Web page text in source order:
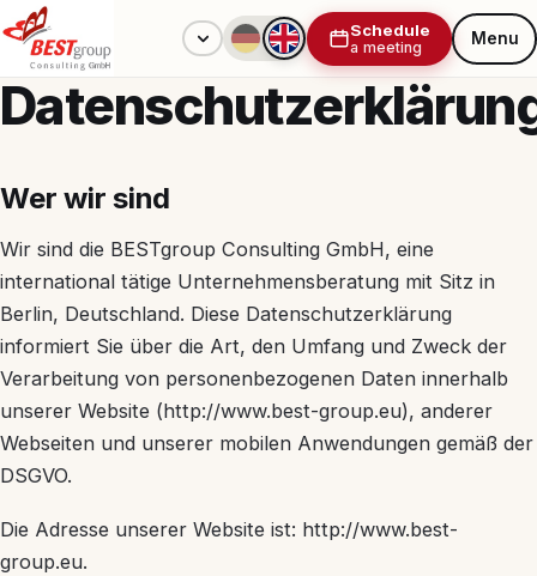
Schedule
a meeting Menu
Wer wir sind
Wir sind die BESTgroup Consulting GmbH, eine
international tätige Unternehmensberatung mit Sitz in
Berlin, Deutschland. Diese Datenschutzerklärung
informiert Sie über die Art, den Umfang und Zweck der
Verarbeitung von personenbezogenen Daten innerhalb
unserer Website (http://www.best-group.eu), anderer
Webseiten und unserer mobilen Anwendungen gemäß der
DSGVO.
Die Adresse unserer Website ist: http://www.best-
group.eu.